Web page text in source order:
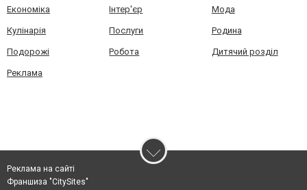
Економіка Інтер'єр Мода
Кулінарія Послуги Родина
Подорожі Робота Дитячий розділ
Реклама
Реклама на сайті
Франшиза "CitySites"